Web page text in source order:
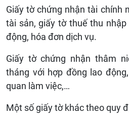
Giấy tờ chứng nhận tài chính
tài sản, giấy tờ thuế thu
động, hóa đơn dịch vụ.
Giấy tờ chứng nhận thâm
tháng với hợp đồng lao
quan làm việc,…
Một số giấy tờ khác theo quy